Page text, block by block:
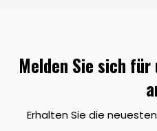
Melden Sie sich
Erhalten Sie die